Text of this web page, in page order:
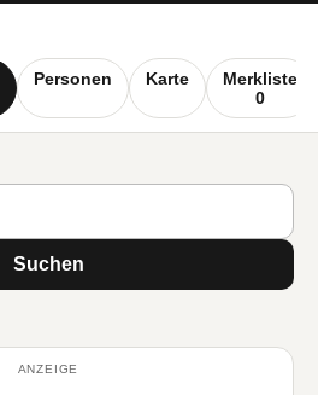
Personen Karte
Merkliste
0
Suchen
ANZEIGE